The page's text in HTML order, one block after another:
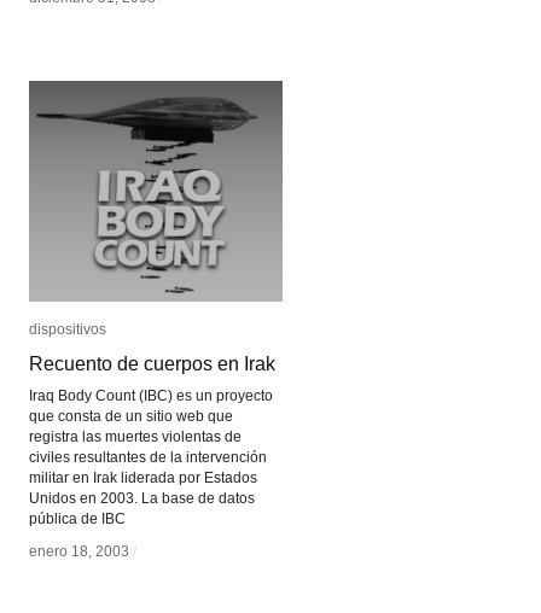
dispositivos
Recuento de cuerpos en Irak
Iraq Body Count (IBC) es un proyecto
que consta de un sitio web que
registra las muertes violentas de
civiles resultantes de la intervención
militar en Irak liderada por Estados
Unidos en 2003. La base de datos
pública de IBC
enero 18, 2003 /
dispositivos
Recuento de cuerpos en Irak
enero 18, 2003 /